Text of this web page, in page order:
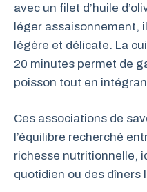
avec un filet d’huile
léger assaisonnement,
légère et délicate. La
20 minutes permet de
poisson tout en
Ces associations de
l’équilibre recherché
richesse nutritionnelle,
quotidien ou des dîners